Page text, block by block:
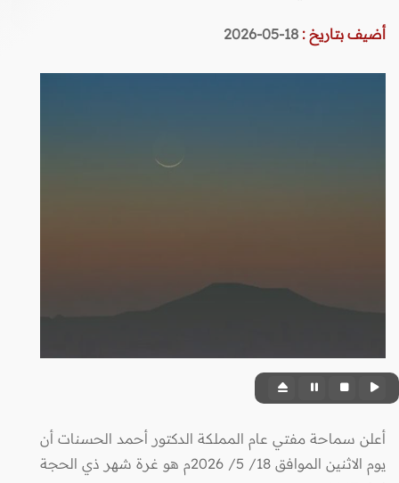
أضيف بتاريخ : 18-05-2026
أعلن سماحة مفتي عام المملكة الدكتور أحمد الحسنات أن
يوم الاثنين الموافق 18/ 5/ 2026م هو غرة شهر ذي الحجة